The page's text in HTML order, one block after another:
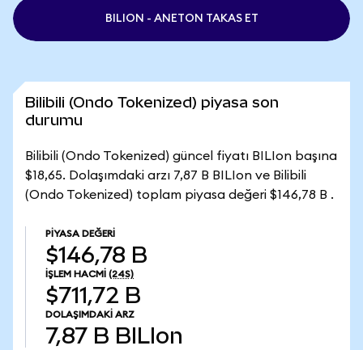
BILION - ANETON TAKAS ET
Bilibili (Ondo Tokenized) piyasa son
durumu
Bilibili (Ondo Tokenized) güncel fiyatı BILIon başına
$18,65. Dolaşımdaki arzı 7,87 B BILIon ve Bilibili
(Ondo Tokenized) toplam piyasa değeri $146,78 B .
PIYASA DEĞERI
$146,78 B
İŞLEM HACMI (24S)
$711,72 B
DOLAŞIMDAKI ARZ
7,87 B BILIon